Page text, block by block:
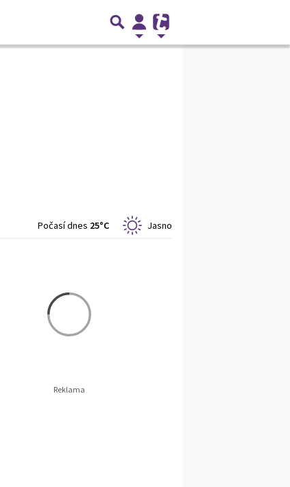
Počasí dnes 25°C Jasno